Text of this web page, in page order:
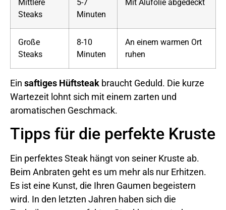
Mittlere
Steaks
5-7
Minuten
Mit Alufolie abgedeckt
Große
Steaks
8-10
Minuten
An einem warmen Ort
ruhen
Ein saftiges Hüftsteak braucht Geduld. Die kurze
Wartezeit lohnt sich mit einem zarten und
aromatischen Geschmack.
Tipps für die perfekte Kruste
Ein perfektes Steak hängt von seiner Kruste ab.
Beim Anbraten geht es um mehr als nur Erhitzen.
Es ist eine Kunst, die Ihren Gaumen begeistern
wird. In den letzten Jahren haben sich die